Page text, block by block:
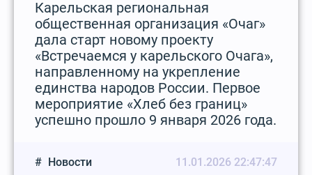
Карельская региональная
общественная организация «Очаг»
дала старт новому проекту
«Встречаемся у карельского Очага»,
направленному на укрепление
единства народов России. Первое
мероприятие «Хлеб без границ»
успешно прошло 9 января 2026 года.
Новости 11.01.2026 22:47:47